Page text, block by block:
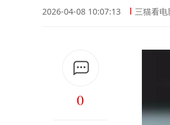
2026-04-08 10:07:13 三猫看电
0